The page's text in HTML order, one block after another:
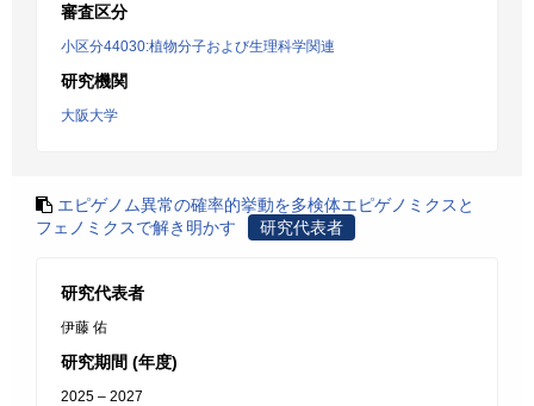
審査区分
小区分44030:植物分子および生理科学関連
研究機関
大阪大学
エピゲノム異常の確率的挙動を多検体エピゲノミクスと
フェノミクスで解き明かす
研究代表者
研究代表者
伊藤 佑
研究期間 (年度)
2025 – 2027